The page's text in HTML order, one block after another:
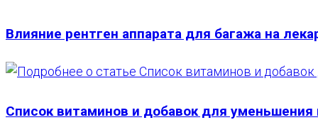
Влияние рентген аппарата для багажа на
Список витаминов и добавок для уменьшения